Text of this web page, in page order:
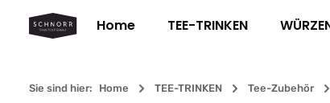
Hauptinhalt springen
Zur Suche springen
Zur Hauptnavigation springen
Home TEE-TRINKEN
Sie sind hier: Home TEE-TRINKEN Tee-Zubehör